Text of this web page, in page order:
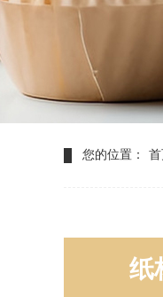
您的位置： 首
纸